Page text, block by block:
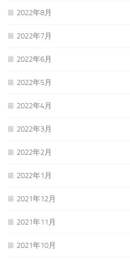
2022年8月
2022年7月
2022年6月
2022年5月
2022年4月
2022年3月
2022年2月
2022年1月
2021年12月
2021年11月
2021年10月